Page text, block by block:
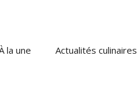
la une Actualités culinaires